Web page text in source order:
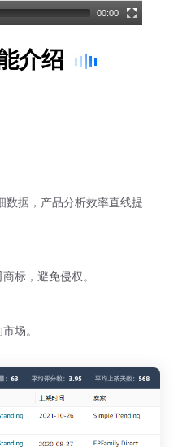
00:00
介绍
数据，产品分析效率直线提
标，避免侵权。
场。